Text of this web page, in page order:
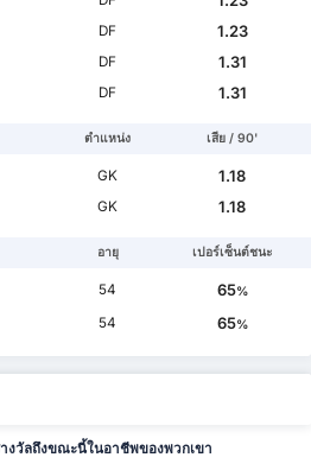
DF
1.23
DF
1.31
DF 1.31
ตำแหน่ง เสีย / 90'
GK
1.18
GK 1.18
อายุ เปอร์เซ็นต์ชนะ
54 65%
54 65%
งวัลถึงขณะนี้ในอาชีพของพวกเขา